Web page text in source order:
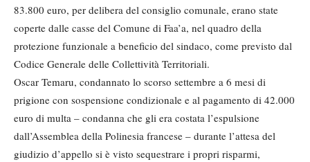
83.800 euro, per delibera del consiglio comunale, erano state
coperte dalle casse del Comune di Faa’a, nel quadro della
protezione funzionale a beneficio del sindaco, come previsto dal
Codice Generale delle Collettività Territoriali.
Oscar Temaru, condannato lo scorso settembre a 6 mesi di
prigione con sospensione condizionale e al pagamento di 42.000
euro di multa – condanna che gli era costata l’espulsione
dall’Assemblea della Polinesia francese – durante l’attesa del
giudizio d’appello si è visto sequestrare i propri risparmi,